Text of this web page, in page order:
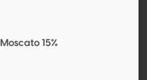
15%